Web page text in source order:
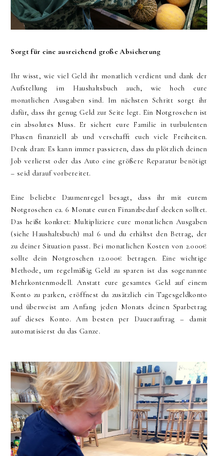
Sorgt für eine ausreichend große Absicherung
Ihr wisst, wie viel Geld ihr monatlich verdient und dank der
Aufstellung im Haushaltsbuch auch, wie hoch eure
monatlichen Ausgaben sind. Im nächsten Schritt sorgt ihr
dafür, dass ihr genug Geld zur Seite legt. Ein Notgroschen ist
ein absolutes Muss. Er sichert eure Familie in turbulenten
Phasen finanziell ab und verschafft euch viele Freiheiten.
Denk dran: Es kann immer passieren, dass du plötzlich deinen
Job verlierst oder das Auto eine größere Reparatur benötigt
– seid darauf vorbereitet.
Eine beliebte Daumenregel besagt, dass ihr mit eurem
Notgroschen ca. 6 Monate euren Finanzbedarf decken solltet.
Das heißt konkret: Multipliziere eure monatlichen Ausgaben
(siehe Haushaltsbuch) mal 6 und du erhältst den Betrag, der
zu deiner Situation passt. Bei monatlichen Kosten von 2.000€
sollte dein Notgroschen 12.000€ betragen. Eine wichtige
Methode, um regelmäßig Geld zu sparen ist das sogenannte
Mehrkontenmodell. Anstatt eure gesamtes Geld auf einem
Konto zu parken, eröffnest du zusätzlich ein Tagesgeldkonto
und überweist am Anfang jeden Monats deinen Sparbetrag
auf dieses Konto. Am besten per Dauerauftrag – damit
automatisierst du das Ganze.